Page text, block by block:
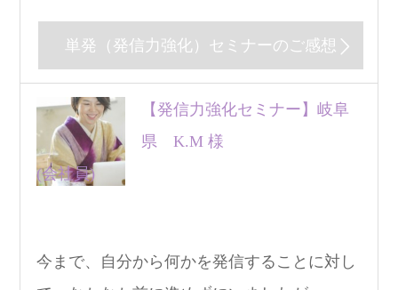
単発（発信力強化）セミナーのご感想
【発信力強化セミナー】岐阜
県 K.M 様
(会社員)
今まで、自分から何かを発信することに対し